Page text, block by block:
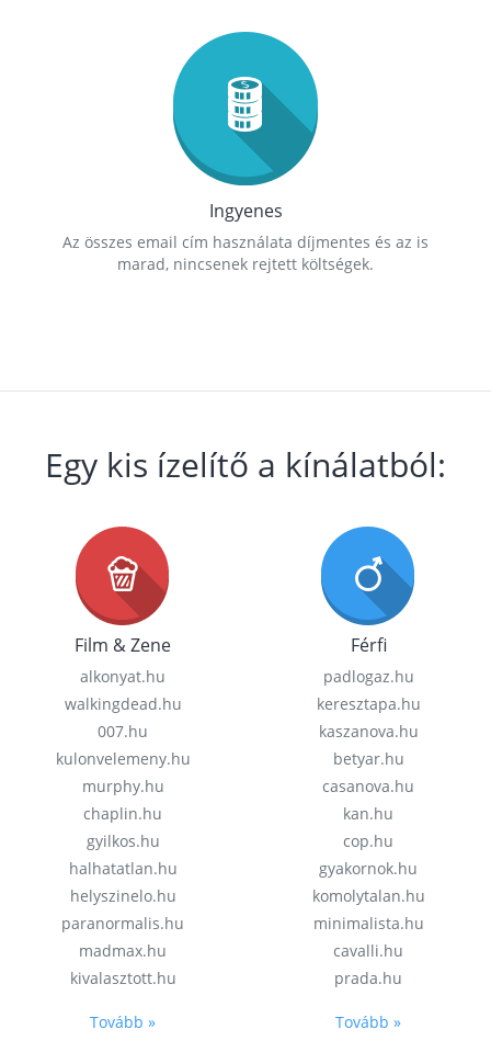
Ingyenes
Az összes email cím használata díjmentes és az is
marad, nincsenek rejtett költségek.
Egy kis ízelítő a kínálatból:
Film & Zene
alkonyat.hu
walkingdead.hu
007.hu
kulonvelemeny.hu
murphy.hu
chaplin.hu
gyilkos.hu
halhatatlan.hu
helyszinelo.hu
paranormalis.hu
madmax.hu
kivalasztott.hu
Tovább »
Férfi
padlogaz.hu
keresztapa.hu
kaszanova.hu
betyar.hu
casanova.hu
kan.hu
cop.hu
gyakornok.hu
komolytalan.hu
minimalista.hu
cavalli.hu
prada.hu
Tovább »